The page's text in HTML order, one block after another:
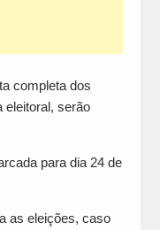
completa dos
eleitoral, serão
para dia 24 de
as eleições, caso